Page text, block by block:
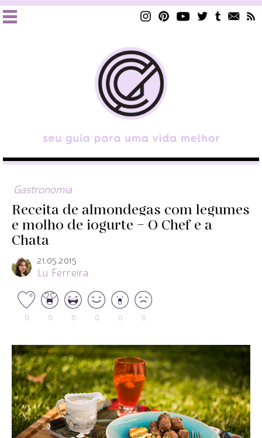
Gastronomia
Receita de almondegas com legumes
e molho de iogurte – O Chef e a
Chata
21.05.2015
Lu Ferreira
0 0 0 0 0 0